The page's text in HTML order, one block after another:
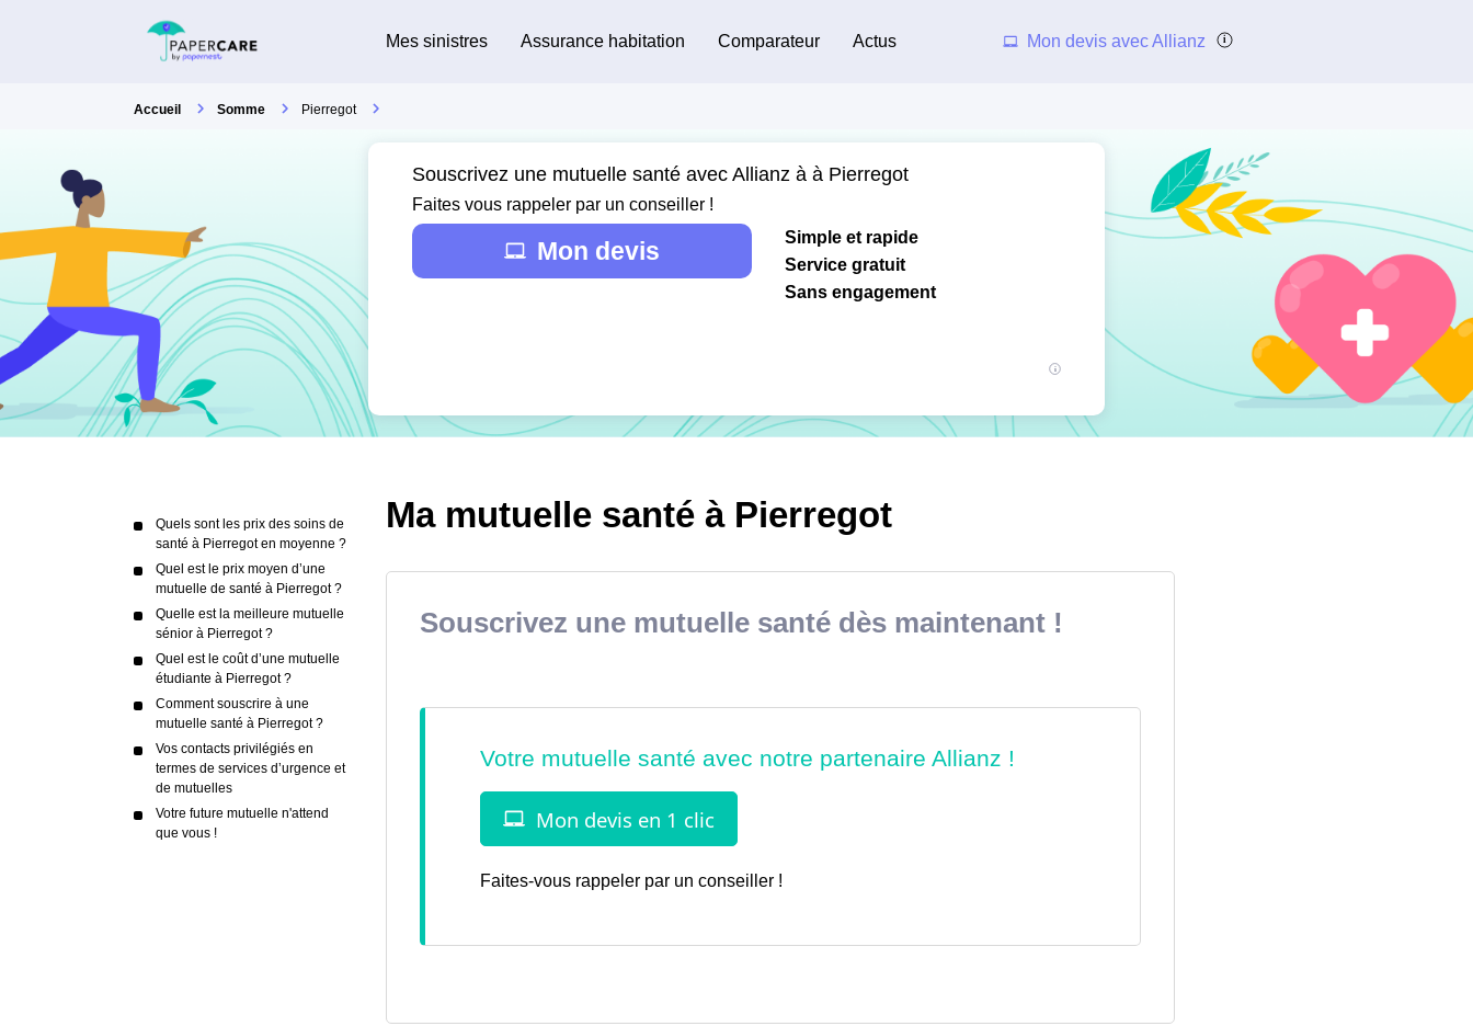
Mes sinistres Assurance habitation Comparateur Actus Mon devis avec Allianz
Accueil Somme Pierregot
Souscrivez une mutuelle santé avec Allianz à à Pierregot
Faites vous rappeler par un conseiller !
Mon devis
Simple et rapide
Service gratuit
Sans engagement
Quels sont les prix des soins de
santé à Pierregot en moyenne ?
Quel est le prix moyen d’une
mutuelle de santé à Pierregot ?
Quelle est la meilleure mutuelle
sénior à Pierregot ?
Quel est le coût d’une mutuelle
étudiante à Pierregot ?
Comment souscrire à une
mutuelle santé à Pierregot ?
Vos contacts privilégiés en
termes de services d’urgence et
de mutuelles
Votre future mutuelle n'attend
que vous !
Ma mutuelle santé à Pierregot
Souscrivez une mutuelle santé dès maintenant !
Faites-vous rappeler par un conseiller !